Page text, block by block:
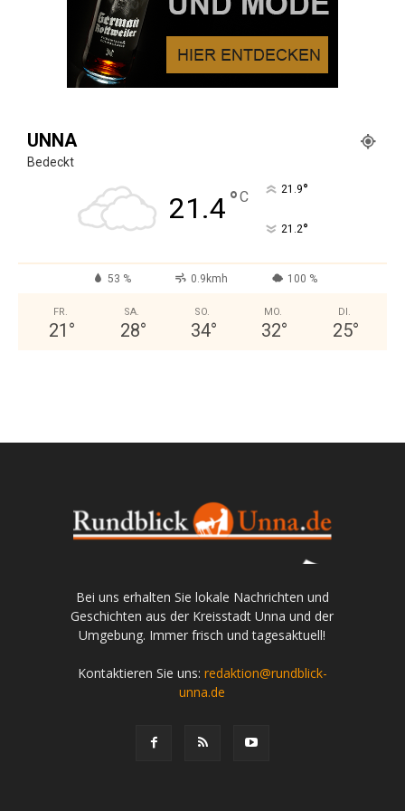
UNNA
Bedeckt
21.4°C 21.9°
21.2°
53 % 0.9kmh 100 %
FR.
21 °
SA.
28°
SO.
34°
MO.
32°
DI.
25°
Bei uns erhalten Sie lokale Nachrichten und
Geschichten aus der Kreisstadt Unna und der
Umgebung. Immer frisch und tagesaktuell!
Kontaktieren Sie uns: redaktion@rundblick-
unna.de